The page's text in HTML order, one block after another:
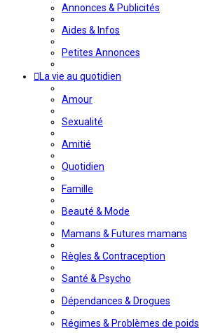
Annonces & Publicités
Aides & Infos
Petites Annonces
La vie au quotidien
Amour
Sexualité
Amitié
Quotidien
Famille
Beauté & Mode
Mamans & Futures mamans
Règles & Contraception
Santé & Psycho
Dépendances & Drogues
Régimes & Problèmes de poids